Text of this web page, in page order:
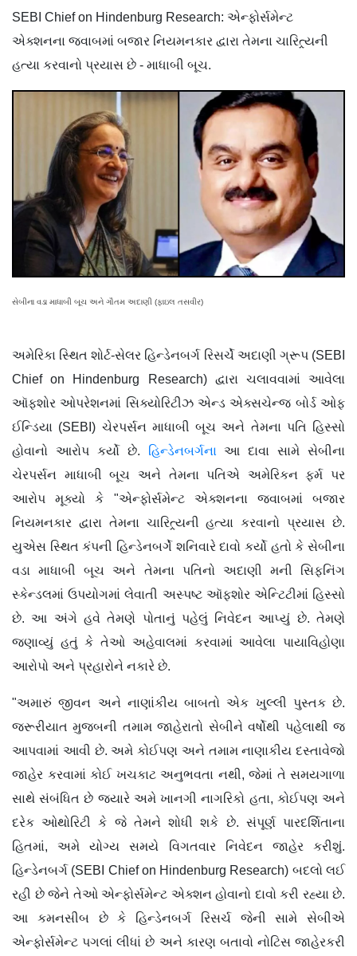
SEBI Chief on Hindenburg Research: એન્ફોર્સમેન્ટ
એક્શનના જવાબમાં બજાર નિયમનકાર દ્વારા તેમના ચારિત્ર્યની
હત્યા કરવાનો પ્રયાસ છે - માધાબી બૂચ.
સેબીના વડા માધાબી બૂચ અને ગૌતમ અદાણી (ફાઇલ તસવીર)
અમેરિકા સ્થિત શોર્ટ-સેલર હિન્ડેનબર્ગ રિસર્ચે અદાણી ગ્રૂપ (SEBI
Chief on Hindenburg Research) દ્વારા ચલાવવામાં આવેલા
ઑફશોર ઓપરેશનમાં સિક્યોરિટીઝ એન્ડ એક્સચેન્જ બોર્ડ ઓફ
ઈન્ડિયા (SEBI) ચેરપર્સન માધાબી બૂચ અને તેમના પતિ હિસ્સો
હોવાનો આરોપ કર્યો છે. હિન્ડેનબર્ગનાઆ દાવા સામે સેબીના
ચેરપર્સન માધાબી બૂચ અને તેમના પતિએ અમેરિકન ફર્મ પર
આરોપ મૂક્યો કે "એન્ફોર્સમેન્ટ એક્શનના જવાબમાં બજાર
નિયમનકાર દ્વારા તેમના ચારિત્ર્યની હત્યા કરવાનો પ્રયાસ છે.
યુએસ સ્થિત કંપની હિન્ડેનબર્ગે શનિવારે દાવો કર્યો હતો કે સેબીના
વડા માધાબી બૂચ અને તેમના પતિનો અદાણી મની સિફનિંગ
સ્કેન્ડલમાં ઉપયોગમાં લેવાતી અસ્પષ્ટ ઑફશોર એન્ટિટીમાં હિસ્સો
છે. આ અંગે હવે તેમણે પોતાનું પહેલું નિવેદન આપ્યું છે. તેમણે
જણાવ્યું હતું કે તેઓ અહેવાલમાં કરવામાં આવેલા પાયાવિહોણા
આરોપો અને પ્રહારોને નકારે છે.
"અમારું જીવન અને નાણાંકીય બાબતો એક ખુલ્લી પુસ્તક છે.
જરૂરીયાત મુજબની તમામ જાહેરાતો સેબીને વર્ષોથી પહેલાથી જ
આપવામાં આવી છે. અમે કોઈપણ અને તમામ નાણાકીય દસ્તાવેજો
જાહેર કરવામાં કોઈ ખચકાટ અનુભવતા નથી, જેમાં તે સમયગાળા
સાથે સંબંધિત છે જ્યારે અમે ખાનગી નાગરિકો હતા, કોઈપણ અને
દરેક ઓથોરિટી કે જે તેમને શોધી શકે છે. સંપૂર્ણ પારદર્શિતાના
હિતમાં, અમે યોગ્ય સમયે વિગતવાર નિવેદન જાહેર કરીશું.
હિન્ડેનબર્ગ (SEBI Chief on Hindenburg Research) બદલો લઈ
રહી છે જેને તેઓ એન્ફોર્સમેન્ટ એક્શન હોવાનો દાવો કરી રહ્યા છે.
આ કમનસીબ છે કે હિન્ડેનબર્ગ રિસર્ચ જેની સામે સેબીએ
એન્ફોર્સમેન્ટ પગલાં લીધાં છે અને કારણ બતાવો નોટિસ જાહેરકરી